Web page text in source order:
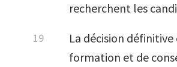
recherchent les
La décision
formation et de